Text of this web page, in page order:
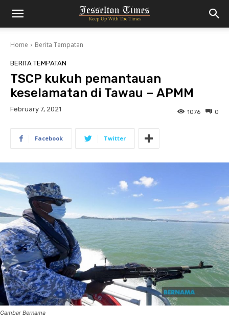
Home Berita Tempatan
BERITA TEMPATAN
TSCP kukuh pemantauan
keselamatan di Tawau – APMM
February 7, 2021 0
1076
Facebook Twitter
Gambar Bernama